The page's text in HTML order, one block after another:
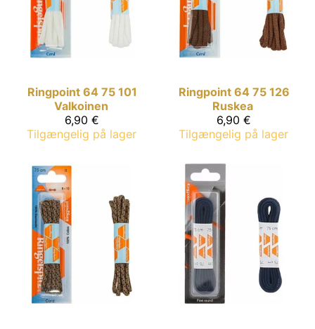
Ringpoint 64 75 101
Valkoinen
6,90 €
Tilgængelig på lager
Ringpoint 64 75 126
Ruskea
6,90 €
Tilgængelig på lager